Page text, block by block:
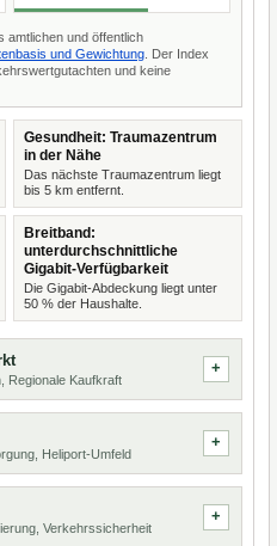
amtlichen und öffentlich
und Gewichtung . Der Index
und keine
Gesundheit: Traumazentrum
in der Nähe
Das nächste Traumazentrum liegt
bis 5 km entfernt.
Breitband:
unterdurchschnittliche
Gigabit-Verfügbarkeit
Die Gigabit-Abdeckung liegt unter
50 % der Haushalte.
Regionale Kaufkraft
Heliport-Umfeld
Verkehrssicherheit